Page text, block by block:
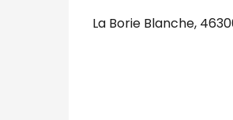
La Borie Blanche,